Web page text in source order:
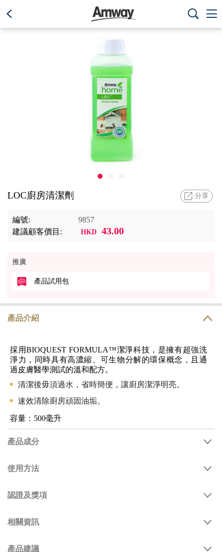
 

LOC廚房清潔劑 分享
編號:
9857
建議顧客價目:
HKD 43.00
推廣
產品試用包
產品介紹
採用BIOQUEST FORMULA™潔淨科技，是擁有超強洗
淨力，同時具有高濃縮、可生物分解的環保概念，且通
過皮膚醫學測試的溫和配方。
清潔後毋須過水，省時簡便，讓廚房潔淨明亮。
速效清除廚房頑固油垢。
容量：500毫升
產品成分
使用方法
認證及獎項
相關資訊
產品建議